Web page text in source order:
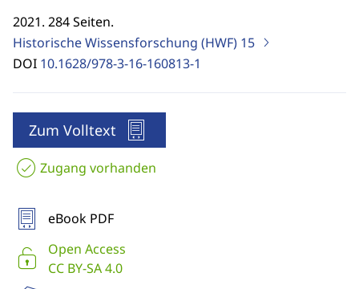
2021. 284 Seiten.
Historische Wissensforschung (HWF) 15
DOI 10.1628/978-3-16-160813-1
Zum Volltext
Zugang vorhanden
eBook PDF
Open Access
CC BY-SA 4.0